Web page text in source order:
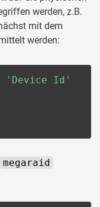
werden, z.B.
mit dem
werden:
'Device Id'
megaraid